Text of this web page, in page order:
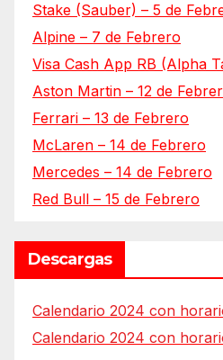
Stake (Sauber) – 5 de
Alpine – 7 de Febrero
Visa Cash App RB (Alpha
Aston Martin – 12 de
Ferrari – 13 de Febrero
McLaren – 14 de Febrero
Mercedes – 14 de Febrero
Red Bull – 15 de Febrero
Descargas
Calendario 2024 con
Calendario 2024 con